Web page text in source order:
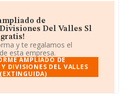
de
Del Valles Sl
y te regalamos el
esta empresa.
AMPLIADO DE
DIVISIONES DEL VALLES